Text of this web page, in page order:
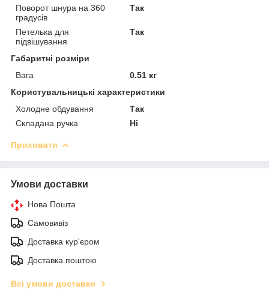
Поворот шнура на 360
градусів
Так
Петелька для
підвішування
Так
Габаритні розміри
Вага
0.51 кг
Користувальницькі характеристики
Холодне обдування
Так
Складана ручка
Ні
Приховати
Умови доставки
Нова Пошта
Самовивіз
Доставка кур'єром
Доставка поштою
Всі умови доставки